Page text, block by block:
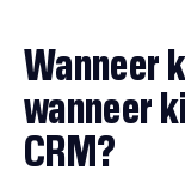
Wanneer
wanneer
CRM?